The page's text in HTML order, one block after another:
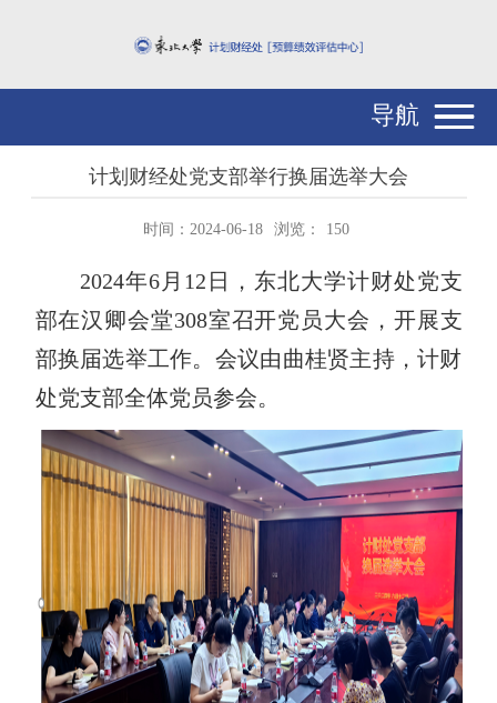
导航
计划财经处党支部举行换届选举大会
时间：2024-06-18 浏览： 150
2024年6月12日，东北大学计财处党支
部在汉卿会堂308室召开党员大会，开展支
部换届选举工作。会议由曲桂贤主持，计财
处党支部全体党员参会。